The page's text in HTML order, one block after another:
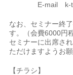
E-mail k-
なお、セミナー終
す。（会費6000円
セミナーに出席さ
ただけますようお
【チラシ】